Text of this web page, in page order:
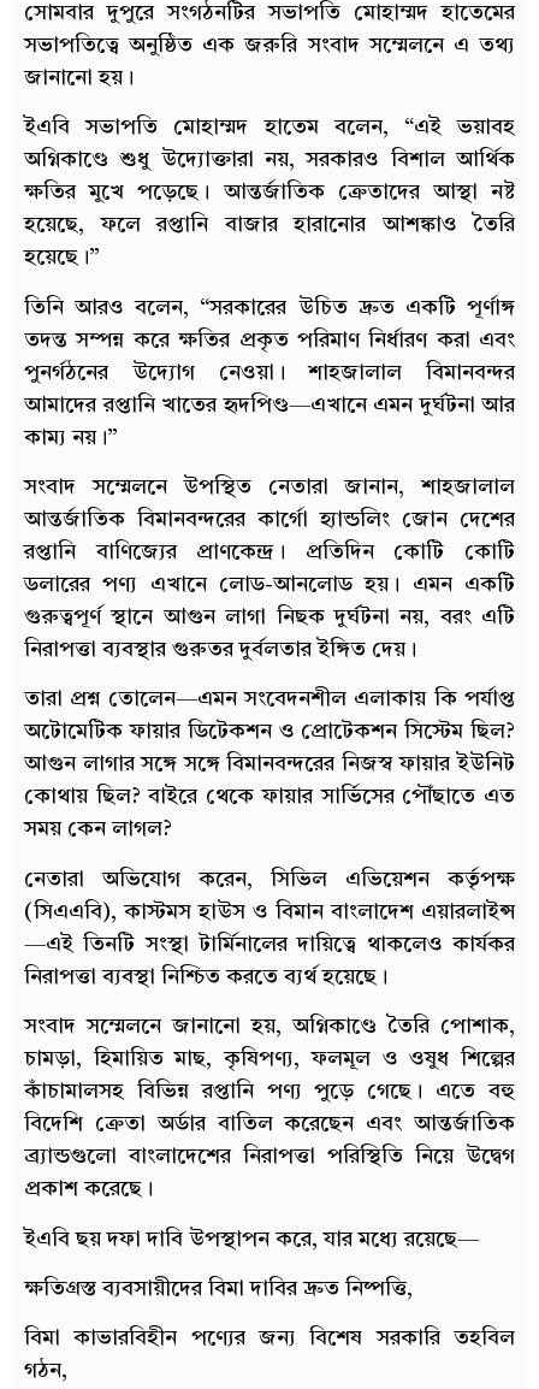
সোমবার দুপুরে সংগঠনটির সভাপতি মোহাম্মদ হাতেমের
সভাপতিত্বে অনুষ্ঠিত এক জরুরি সংবাদ সম্মেলনে এ তথ্য
জানানো হয়।
ইএবি সভাপতি মোহাম্মদ হাতেম বলেন, “এই ভয়াবহ
অগ্নিকাণ্ডে শুধু উদ্যোক্তারা নয়, সরকারও বিশাল আর্থিক
ক্ষতির মুখে পড়েছে। আন্তর্জাতিক ক্রেতাদের আস্থা নষ্ট
হয়েছে, ফলে রপ্তানি বাজার হারানোর আশঙ্কাও তৈরি
হয়েছে।”
তিনি আরও বলেন, “সরকারের উচিত দ্রুত একটি পূর্ণাঙ্গ
তদন্ত সম্পন্ন করে ক্ষতির প্রকৃত পরিমাণ নির্ধারণ করা এবং
পুনর্গঠনের উদ্যোগ নেওয়া। শাহজালাল বিমানবন্দর
আমাদের রপ্তানি খাতের হৃদপিণ্ড—এখানে এমন দুর্ঘটনা আর
কাম্য নয়।”
সংবাদ সম্মেলনে উপস্থিত নেতারা জানান, শাহজালাল
আন্তর্জাতিক বিমানবন্দরের কার্গো হ্যান্ডলিং জোন দেশের
রপ্তানি বাণিজ্যের প্রাণকেন্দ্র। প্রতিদিন কোটি কোটি
ডলারের পণ্য এখানে লোড-আনলোড হয়। এমন একটি
গুরুত্বপূর্ণ স্থানে আগুন লাগা নিছক দুর্ঘটনা নয়, বরং এটি
নিরাপত্তা ব্যবস্থার গুরুতর দুর্বলতার ইঙ্গিত দেয়।
তারা প্রশ্ন তোলেন—এমন সংবেদনশীল এলাকায় কি পর্যাপ্ত
অটোমেটিক ফায়ার ডিটেকশন ও প্রোটেকশন সিস্টেম ছিল?
আগুন লাগার সঙ্গে সঙ্গে বিমানবন্দরের নিজস্ব ফায়ার ইউনিট
কোথায় ছিল? বাইরে থেকে ফায়ার সার্ভিসের পৌঁছাতে এত
সময় কেন লাগল?
নেতারা অভিযোগ করেন, সিভিল এভিয়েশন কর্তৃপক্ষ
(সিএএবি), কাস্টমস হাউস ও বিমান বাংলাদেশ এয়ারলাইন্স
—এই তিনটি সংস্থা টার্মিনালের দায়িত্বে থাকলেও কার্যকর
নিরাপত্তা ব্যবস্থা নিশ্চিত করতে ব্যর্থ হয়েছে।
সংবাদ সম্মেলনে জানানো হয়, অগ্নিকাণ্ডে তৈরি পোশাক,
চামড়া, হিমায়িত মাছ, কৃষিপণ্য, ফলমূল ও ওষুধ শিল্পের
কাঁচামালসহ বিভিন্ন রপ্তানি পণ্য পুড়ে গেছে। এতে বহু
বিদেশি ক্রেতা অর্ডার বাতিল করেছেন এবং আন্তর্জাতিক
ব্র্যান্ডগুলো বাংলাদেশের নিরাপত্তা পরিস্থিতি নিয়ে উদ্বেগ
প্রকাশ করেছে।
ইএবি ছয় দফা দাবি উপস্থাপন করে, যার মধ্যে রয়েছে—
ক্ষতিগ্রস্ত ব্যবসায়ীদের বিমা দাবির দ্রুত নিষ্পত্তি,
বিমা কাভারবিহীন পণ্যের জন্য বিশেষ সরকারি তহবিল
গঠন,